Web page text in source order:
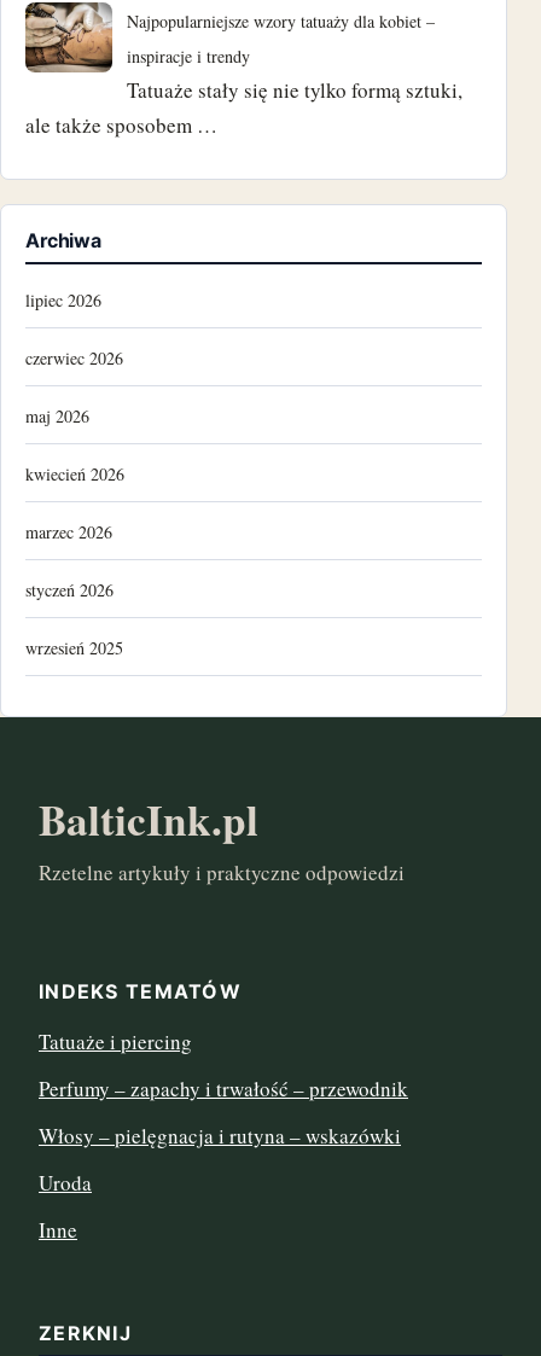
Najpopularniejsze wzory tatuaży dla kobiet –
inspiracje i trendy
Tatuaże stały się nie tylko formą sztuki,
ale także sposobem …
Archiwa
lipiec 2026
czerwiec 2026
maj 2026
kwiecień 2026
marzec 2026
styczeń 2026
wrzesień 2025
październik 2024
marzec 2024
sierpień 2022
lipiec 2022
kwiecień 2022
luty 2022
BalticInk.pl
Rzetelne artykuły i praktyczne odpowiedzi
INDEKS TEMATÓW
Tatuaże i piercing
Perfumy – zapachy i trwałość – przewodnik
Włosy – pielęgnacja i rutyna – wskazówki
Uroda
Inne
ZERKNIJ